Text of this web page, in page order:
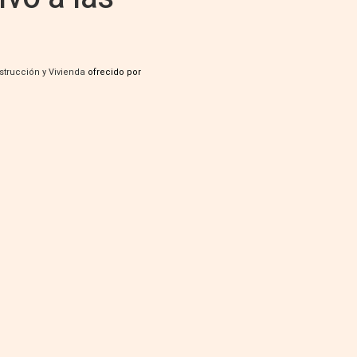
y Vivienda ofrecido por